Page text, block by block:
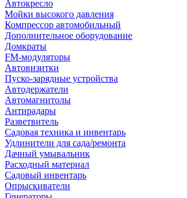
Автокресло
Мойки высокого давления
Компрессор автомобильный
Дополнительное оборудование
Домкраты
FM-модуляторы
Автовизитки
Пуско-зарядные устройства
Автодержатели
Автомагнитолы
Антирадары
Разветвитель
Садовая техника и инвентарь
Удлинители для сада/ремонта
Дачный умывальник
Расходный материал
Садовый инвентарь
Опрыскиватели